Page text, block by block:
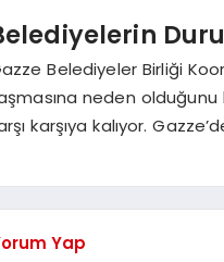
Belediyeler Birliği
neden
karşıya kalıyor.
Yap